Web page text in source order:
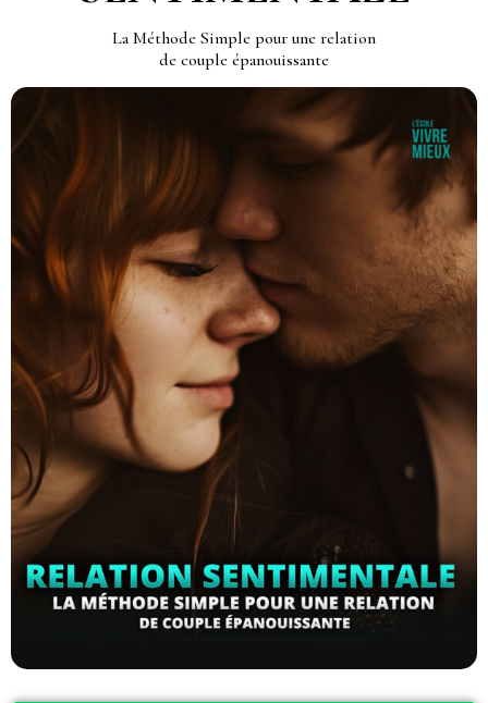
La Méthode Simple pour une relation
de couple épanouissante